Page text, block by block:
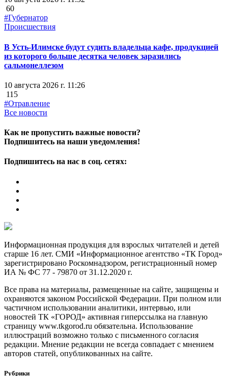
60
#Губернатор
Происшествия
В Усть-Илимске будут судить владельца кафе, продукцией
из которого больше десятка человек заразились
сальмонеллезом
10 августа 2026 г. 11:26
115
#Отравление
Все новости
Как не пропустить важные новости?
Подпишитесь на наши уведомления!
Подпишитесь на нас в соц. сетях:
Информационная продукция для взрослых читателей и детей
старше 16 лет. СМИ «Информационное агентство «ТК Город»
зарегистрировано Роскомнадзором, регистрационный номер
ИА № ФС 77 - 79870 от 31.12.2020 г.
Все права на материалы, размещенные на сайте, защищены и
охраняются законом Российской Федерации. При полном или
частичном использовании аналитики, интервью, или
новостей ТК «ГОРОД» активная гиперссылка на главную
страницу www.tkgorod.ru обязательна. Использование
иллюстраций возможно только с письменного согласия
редакции. Мнение редакции не всегда совпадает с мнением
авторов статей, опубликованных на сайте.
Рубрики